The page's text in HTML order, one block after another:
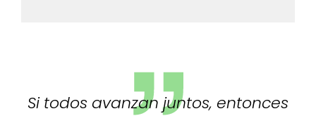
Si todos avanzan juntos, entonces